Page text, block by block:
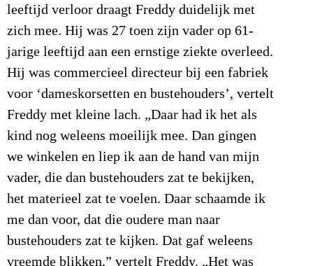
leeftijd verloor draagt Freddy duidelijk met
zich mee. Hij was 27 toen zijn vader op 61-
jarige leeftijd aan een ernstige ziekte overleed.
Hij was commercieel directeur bij een fabriek
voor ‘dameskorsetten en bustehouders’, vertelt
Freddy met kleine lach. „Daar had ik het als
kind nog weleens moeilijk mee. Dan gingen
we winkelen en liep ik aan de hand van mijn
vader, die dan bustehouders zat te bekijken,
het materieel zat te voelen. Daar schaamde ik
me dan voor, dat die oudere man naar
bustehouders zat te kijken. Dat gaf weleens
vreemde blikken,” vertelt Freddy. „Het was